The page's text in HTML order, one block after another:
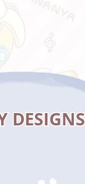
DESIGNS